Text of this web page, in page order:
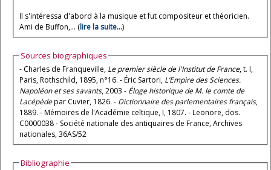
Il s'intéressa d'abord à la musique et fut compositeur et théoricien.
Ami de Buffon,... (lire la suite...)
Sources biographiques
- Charles de Franqueville, Le premier siècle de l'Institut de France, t. I,
Paris, Rothschild, 1895, n°16. - Éric Sartori, L’Empire des Sciences.
Napoléon et ses savants, 2003 - Éloge historique de M. le comte de
Lacépèdepar Cuvier, 1826. - Dictionnaire des parlementaires français,
1889. - Mémoires de l'Académie celtique, I, 1807. - Leonore, dos.
C0000038 - Société nationale des antiquaires de France, Archives
nationales, 36AS/52
Bibliographie